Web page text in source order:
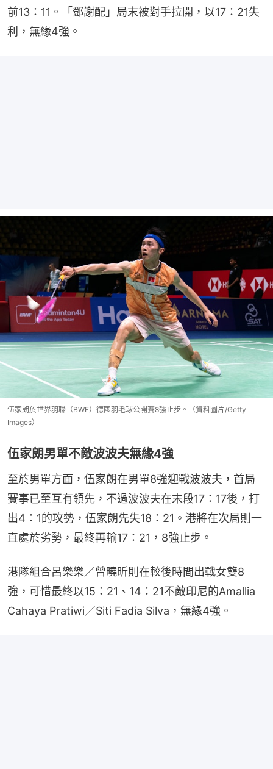
前13：11。「鄧謝配」局末被對手拉開，以17：21失
利，無緣4強。
伍家朗於世界羽聯（BWF）德國羽毛球公開賽8強止步。（資料圖片/Getty
Images）
伍家朗男單不敵波波夫無緣4強
至於男單方面，伍家朗在男單8強迎戰波波夫，首局
賽事已至互有領先，不過波波夫在末段17：17後，打
出4：1的攻勢，伍家朗先失18：21。港將在次局則一
直處於劣勢，最終再輸17：21，8強止步。
港隊組合呂樂樂／曾曉昕則在較後時間出戰女雙8
強，可惜最終以15：21、14：21不敵印尼的Amallia
Cahaya Pratiwi／Siti Fadia Silva，無緣4強。